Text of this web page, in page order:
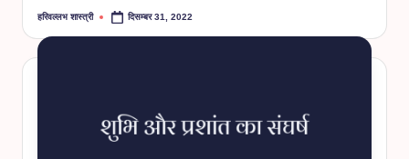
Posted
हरिवल्लभ शास्त्री दिसम्बर 31, 2022